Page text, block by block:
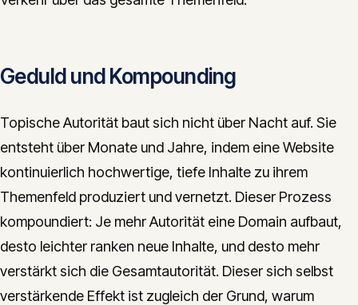
Geduld und Kompounding
Topische Autorität baut sich nicht über Nacht auf. Sie
entsteht über Monate und Jahre, indem eine Website
kontinuierlich hochwertige, tiefe Inhalte zu ihrem
Themenfeld produziert und vernetzt. Dieser Prozess
kompoundiert: Je mehr Autorität eine Domain aufbaut,
desto leichter ranken neue Inhalte, und desto mehr
verstärkt sich die Gesamtautorität. Dieser sich selbst
verstärkende Effekt ist zugleich der Grund, warum